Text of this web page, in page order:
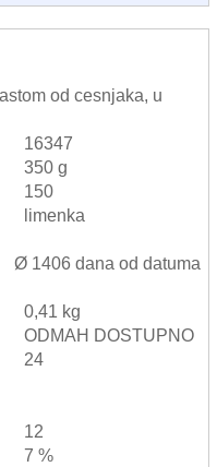
od cesnjaka, u
16347
350 g
150
limenka
Ø 1406 dana od datuma
0,41 kg
ODMAH DOSTUPNO
24
12
7 %